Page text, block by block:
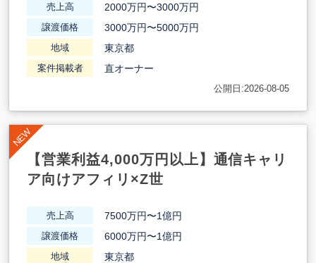
売上高 2000万円〜3000万円
譲渡価格 3000万円〜5000万円
地域 東京都
案件掲載者 直オーナー
公開日:2026-08-05
【営業利益4,000万円以上】通信キャリ
ア向けアフィリ×Z世
売上高 7500万円〜1億円
譲渡価格 6000万円〜1億円
地域 東京都